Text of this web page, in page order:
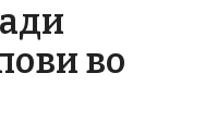
во